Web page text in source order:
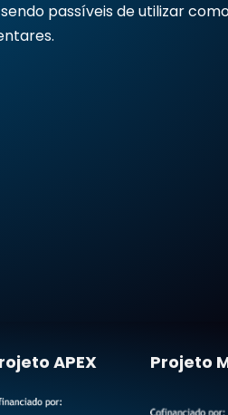
passíveis de utilizar
APEX Projeto